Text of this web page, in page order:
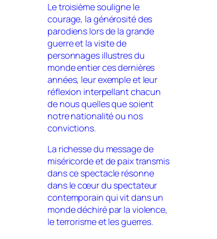
Le troisième souligne le
courage, la générosité des
parodiens lors de la grande
guerre et la visite de
personnages illustres du
monde entier ces dernières
années, leur exemple et leur
réflexion interpellant chacun
de nous quelles que soient
notre nationalité ou nos
convictions.
La richesse du message de
miséricorde et de paix transmis
dans ce spectacle résonne
dans le cœur du spectateur
contemporain qui vit dans un
monde déchiré par la violence,
le terrorisme et les guerres.